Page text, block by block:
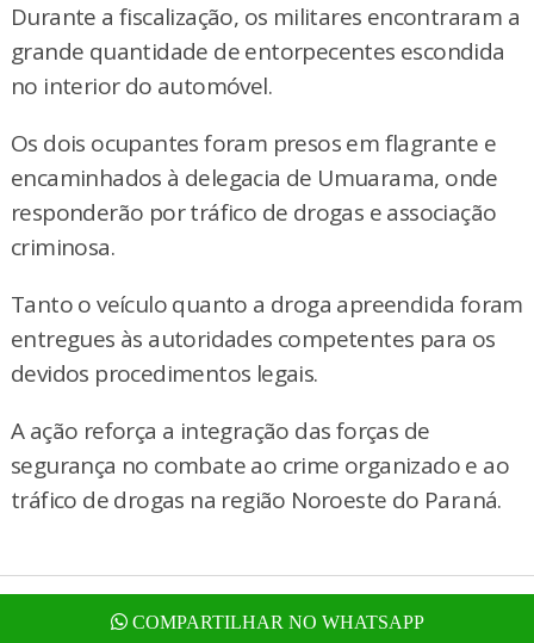
Durante a fiscalização, os militares encontraram a
grande quantidade de entorpecentes escondida
no interior do automóvel.
Os dois ocupantes foram presos em flagrante e
encaminhados à delegacia de Umuarama, onde
responderão por tráfico de drogas e associação
criminosa.
Tanto o veículo quanto a droga apreendida foram
entregues às autoridades competentes para os
devidos procedimentos legais.
A ação reforça a integração das forças de
segurança no combate ao crime organizado e ao
tráfico de drogas na região Noroeste do Paraná.
COMPARTILHAR NO WHATSAPP